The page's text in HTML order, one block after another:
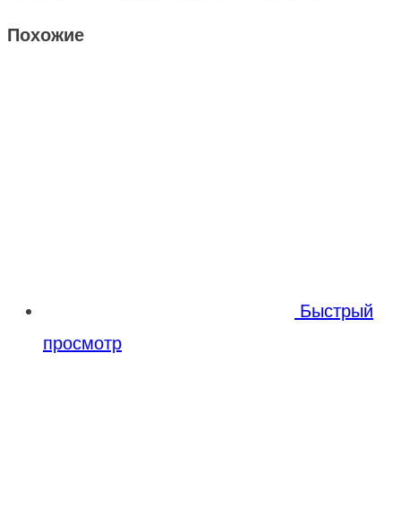
Похожие
Быстрый
просмотр